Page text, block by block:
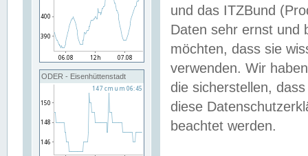
ODER - Eisenhüttenstadt
und das ITZBund
Daten sehr ernst und
möchten, dass sie
verwenden. Wir
die sicherstellen,
diese
beachtet werden.